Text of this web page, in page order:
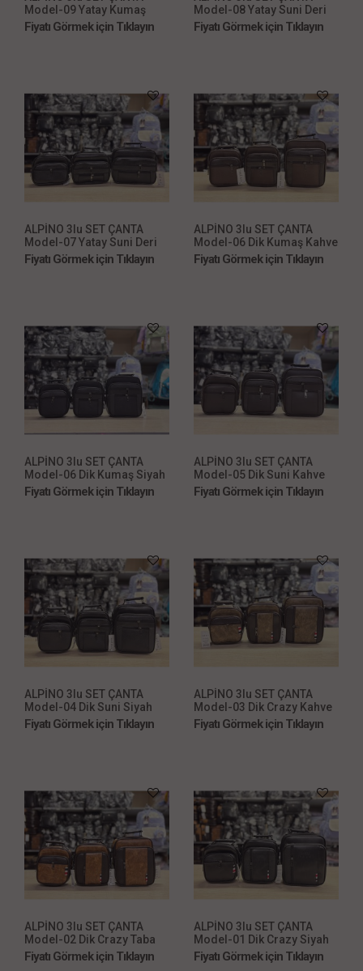
Model-09 Yatay Kumaş
Siyah
Fiyatı Görmek için Tıklayın
Model-08 Yatay Suni Deri
Kahve
Fiyatı Görmek için Tıklayın
ALPİNO 3lu SET ÇANTA
Model-07 Yatay Suni Deri
Siyah
Fiyatı Görmek için Tıklayın
ALPİNO 3lu SET ÇANTA
Model-06 Dik Kumaş Kahve
Fiyatı Görmek için Tıklayın
ALPİNO 3lu SET ÇANTA
Model-06 Dik Kumaş Siyah
Fiyatı Görmek için Tıklayın
ALPİNO 3lu SET ÇANTA
Model-05 Dik Suni Kahve
Fiyatı Görmek için Tıklayın
ALPİNO 3lu SET ÇANTA
Model-04 Dik Suni Siyah
Fiyatı Görmek için Tıklayın
ALPİNO 3lu SET ÇANTA
Model-03 Dik Crazy Kahve
Fiyatı Görmek için Tıklayın
ALPİNO 3lu SET ÇANTA
Model-02 Dik Crazy Taba
Fiyatı Görmek için Tıklayın
ALPİNO 3lu SET ÇANTA
Model-01 Dik Crazy Siyah
Fiyatı Görmek için Tıklayın